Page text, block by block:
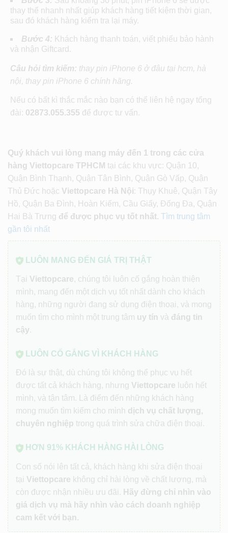
thay thế nhanh nhất giúp khách hàng tiết kiệm thời gian,
sau đó khách hàng kiểm tra lại máy.
Bước 4: Khách hàng thanh toán, viết phiếu bảo hành
và nhận Giftcard.
Câu hỏi tìm kiếm: thay pin iPhone 6 ở đâu tại hcm, hà
nội, thay pin iPhone 6 chính hãng.
Nếu có bất kì thắc mắc nào bạn có thể liên hệ ngay tổng
đài: 02873.055.355 để được tư vấn.
Quý khách vui lòng mang máy đến 1 trong các cửa
hàng Viettopcare TPHCM tại các khu vực: Quận 10,
Quận Bình Thạnh, Quận Tân Bình, Quận Gò Vấp, Quận
Thủ Đức hoặc Viettopcare Hà Nội: Thụy Khuê, Quận Tây
Hồ, Quận Ba Đình, Hoàn Kiếm, Cầu Giấy, Đống Đa, Quận
Hai Bà Trưng để được phục vụ tốt nhất. Tìm trung tâm
gần tôi nhất
LUÔN MANG ĐẾN GIÁ TRỊ THẬT
Tại Viettopcare, chúng tôi luôn cố gắng hoàn thiện
mình, mang đến một dịch vụ tốt nhất dành cho khách
hàng, những người đang sử dụng điện thoại, và mong
muốn tìm cho mình một trung tâm uy tín và đáng tin
cậy.
LUÔN CỐ GẮNG VÌ KHÁCH HÀNG
Đó là sự thật, dù chúng tôi không thể phục vụ hết
được tất cả khách hàng, nhưng Viettopcare luôn hết
mình, và tận tâm. Là điểm đến những khách hàng
mong muốn tìm kiếm cho mình dịch vụ chất lượng,
chuyên nghiệp trong quá trình sửa chữa điện thoại.
HƠN 91% KHÁCH HÀNG HÀI LÒNG
Con số nói lên tất cả, khách hàng khi sửa điện thoại
tại Viettopcare không chỉ hài lòng về chất lượng, mà
còn được nhận nhiều ưu đãi. Hãy đừng chỉ nhìn vào
giá dịch vụ mà hãy nhìn vào cách doanh nghiệp
cam kết với bạn.